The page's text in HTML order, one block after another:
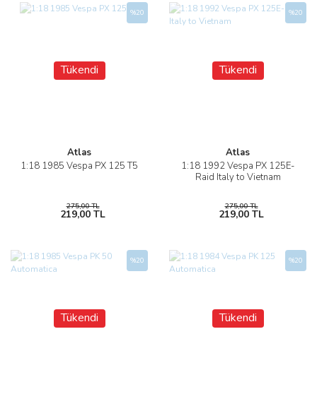
Tükendi
Atlas
1:18 1985 Vespa PX 125 T5
%20
275,00 TL
219,00 TL
Tükendi
Atlas
1:18 1992 Vespa PX 125E-
Raid Italy to Vietnam
%20
275,00 TL
219,00 TL
Tükendi
%20
Tükendi
%20